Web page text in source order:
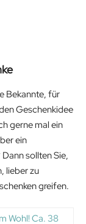
Bekannte, für
Geschenkidee
gerne mal ein
ein
sollten Sie,
lieber zu
greifen.